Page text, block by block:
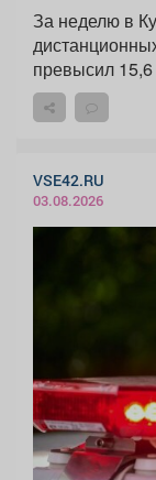
За неделю в
превысил
VSE42.RU
03.08.2026